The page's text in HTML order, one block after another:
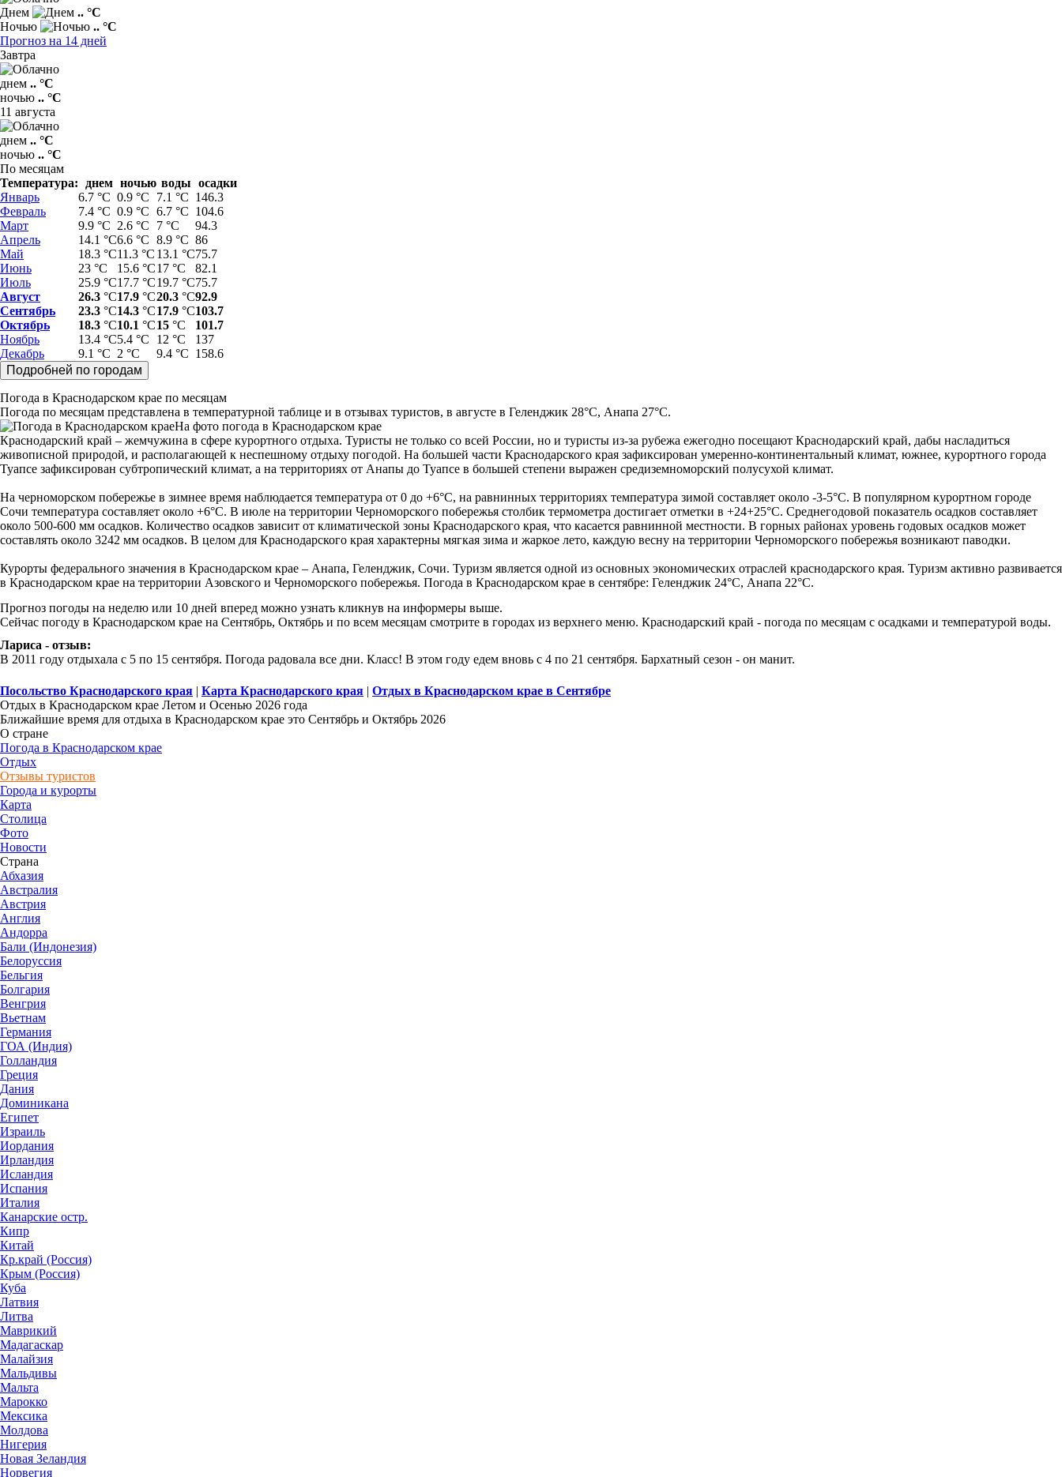
Днем
.. °C
Ночью
.. °C
Прогноз на 14 дней
Завтра
днем .. °C
ночью .. °C
11 августа
днем .. °C
ночью .. °C
По месяцам
Температура:
днем ночью воды осадки
Январь
6.7 °C 0.9 °C 7.1 °C 146.3
Февраль
7.4 °C 0.9 °C 6.7 °C 104.6
Март
9.9 °C 2.6 °C 7 °C
94.3
Апрель
14.1 °C6.6 °C 8.9 °C 86
Май
18.3 °C11.3 °C 13.1 °C75.7
Июнь
23 °C 15.6 °C17 °C
82.1
Июль
25.9 °C17.7 °C19.7 °C75.7
Август
26.3 °C17.9 °C20.3 °C92.9
Сентябрь
23.3 °C14.3 °C17.9 °C103.7
Октябрь
18.3 °C10.1 °C15 °C
101.7
Ноябрь
13.4 °C5.4 °C 12 °C
137
Декабрь
9.1 °C 2 °C 9.4 °C 158.6
Погода в Краснодарском крае по месяцам
Погода по месяцам представлена в температурной таблице и в отзывах туристов, в августе в Геленджик 28°C, Анапа 27°C.
На фото погода в Краснодарском крае
Краснодарский край – жемчужина в сфере курортного отдыха. Туристы не только со всей России, но и туристы из-за рубежа ежегодно посещают Краснодарский край, дабы насладиться
живописной природой, и располагающей к неспешному отдыху погодой. На большей части Краснодарского края зафиксирован умеренно-континентальный климат, южнее, курортного города
Туапсе зафиксирован субтропический климат, а на территориях от Анапы до Туапсе в большей степени выражен средиземноморский полусухой климат.
На черноморском побережье в зимнее время наблюдается температура от 0 до +6°С, на равнинных территориях температура зимой составляет около -3-5°С. В популярном курортном городе
Сочи температура составляет около +6°С. В июле на территории Черноморского побережья столбик термометра достигает отметки в +24+25°С. Среднегодовой показатель осадков составляет
около 500-600 мм осадков. Количество осадков зависит от климатической зоны Краснодарского края, что касается равнинной местности. В горных районах уровень годовых осадков может
составлять около 3242 мм осадков. В целом для Краснодарского края характерны мягкая зима и жаркое лето, каждую весну на территории Черноморского побережья возникают паводки.
Курорты федерального значения в Краснодарском крае – Анапа, Геленджик, Сочи. Туризм является одной из основных экономических отраслей краснодарского края. Туризм активно развивается
в Краснодарском крае на территории Азовского и Черноморского побережья. Погода в Краснодарском крае в сентябре: Геленджик 24°C, Анапа 22°C.
Прогноз погоды на неделю или 10 дней вперед можно узнать кликнув на информеры выше.
Сейчас погоду в Краснодарском крае на Сентябрь, Октябрь и по всем месяцам смотрите в городах из верхнего меню. Краснодарский край - погода по месяцам с осадками и температурой воды.
Лариса - отзыв:
В 2011 году отдыхала с 5 по 15 сентября. Погода радовала все дни. Класс! В этом году едем вновь с 4 по 21 сентября. Бархатный сезон - он манит.
Посольство Краснодарского края | Карта Краснодарского края | Отдых в Краснодарском крае в Сентябре
Отдых в Краснодарском крае Летом и Осенью 2026 года
Ближайшие время для отдыха в Краснодарском крае это Сентябрь и Октябрь 2026
О стране
Погода в Краснодарском крае
Отдых
Отзывы туристов
Города и курорты
Карта
Столица
Фото
Новости
Страна
Абхазия
Австралия
Австрия
Англия
Андорра
Бали (Индонезия)
Белоруссия
Бельгия
Болгария
Венгрия
Вьетнам
Германия
ГОА (Индия)
Голландия
Греция
Дания
Доминикана
Египет
Израиль
Иордания
Ирландия
Исландия
Испания
Италия
Канарские остр.
Кипр
Китай
Кр.край (Россия)
Крым (Россия)
Куба
Латвия
Литва
Маврикий
Мадагаскар
Малайзия
Мальдивы
Мальта
Марокко
Мексика
Молдова
Нигерия
Новая Зеландия
Норвегия